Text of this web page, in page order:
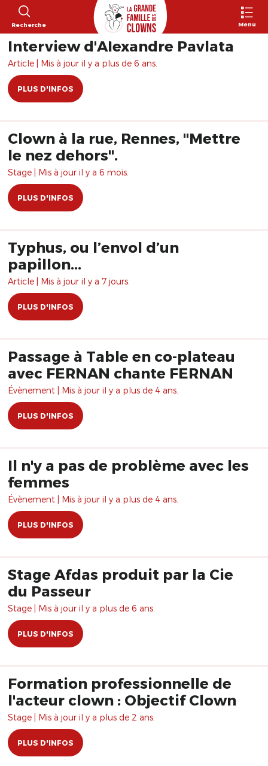
Recherche Menu
Interview d'Alexandre Pavlata
Article | Mis à jour il y a plus de 6 ans.
PLUS D'INFOS
Clown à la rue, Rennes, "Mettre
le nez dehors".
Stage | Mis à jour il y a 6 mois.
PLUS D'INFOS
Typhus, ou l’envol d’un
papillon...
Article | Mis à jour il y a 7 jours.
PLUS D'INFOS
Passage à Table en co-plateau
avec FERNAN chante FERNAN
Évènement | Mis à jour il y a plus de 4 ans.
PLUS D'INFOS
Il n'y a pas de problème avec les
femmes
Évènement | Mis à jour il y a plus de 4 ans.
PLUS D'INFOS
Stage Afdas produit par la Cie
du Passeur
Stage | Mis à jour il y a plus de 6 ans.
PLUS D'INFOS
Formation professionnelle de
l'acteur clown : Objectif Clown
Stage | Mis à jour il y a plus de 2 ans.
PLUS D'INFOS